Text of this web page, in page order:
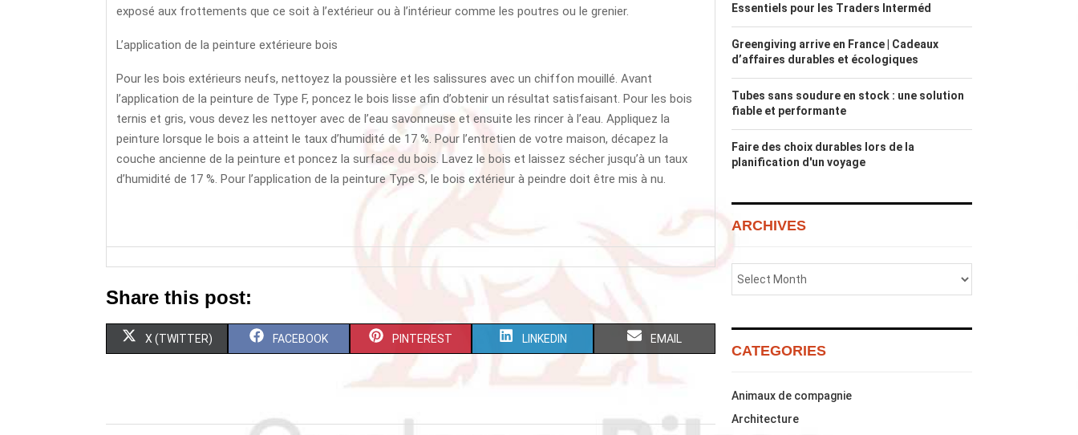
exposé aux frottements que ce soit à l’extérieur ou à l’intérieur comme les poutres ou le grenier.
L’application de la peinture extérieure bois
Pour les bois extérieurs neufs, nettoyez la poussière et les salissures avec un chiffon mouillé. Avant
l’application de la peinture de Type F, poncez le bois lisse afin d’obtenir un résultat satisfaisant. Pour les bois
ternis et gris, vous devez les nettoyer avec de l’eau savonneuse et ensuite les rincer à l’eau. Appliquez la
peinture lorsque le bois a atteint le taux d’humidité de 17 %. Pour l’entretien de votre maison, décapez la
couche ancienne de la peinture et poncez la surface du bois. Lavez le bois et laissez sécher jusqu’à un taux
d’humidité de 17 %. Pour l’application de la peinture Type S, le bois extérieur à peindre doit être mis à nu.
Share this post:
S
R
X (TWITTER) S
R
FACEBOOK S
R
PINTEREST S
R
LINKEDIN S
R
EMAIL
Essentiels pour les Traders Interméd
Greengiving arrive en France | Cadeaux
d’affaires durables et écologiques
Tubes sans soudure en stock : une solution
fiable et performante
Faire des choix durables lors de la
planification d'un voyage
ARCHIVES
CATEGORIES
Animaux de compagnie
Architecture